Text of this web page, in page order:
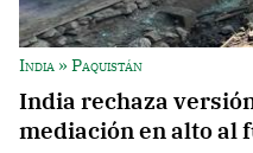
India » Paquistán
India rechaza
mediación en alto al